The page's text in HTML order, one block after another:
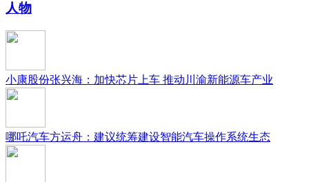
人物
小康股份张兴海：加快芯片上车 推动川渝新能源车产业
哪吒汽车方运舟：建议统筹建设智能汽车操作系统生态